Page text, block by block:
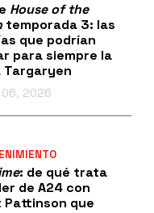
House of the
temporada 3: las
que podrían
para siempre la
Targaryen
2026
: de qué trata
de A24 con
Pattinson que